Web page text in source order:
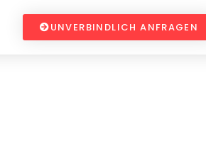
UNVERBINDLICH ANFRAGEN